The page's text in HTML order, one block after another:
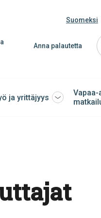
Suomeksi
Anna palautetta
ja yrittäjyys Avaa
Vapaa-